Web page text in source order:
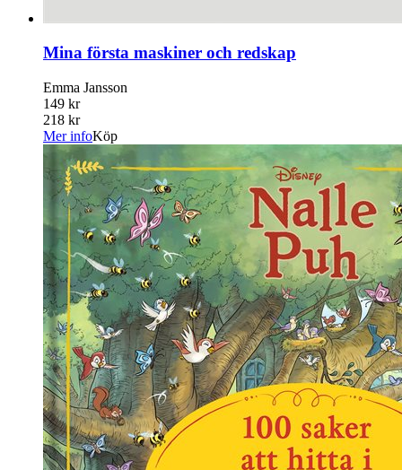
Mina första maskiner och redskap
Emma Jansson
149 kr
218 kr
Mer infoKöp